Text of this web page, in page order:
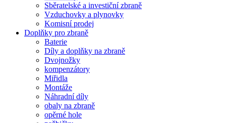
Sběratelské a investiční zbraně
Vzduchovky a plynovky
Komisní prodej
Doplňky pro zbraně
Baterie
Díly a doplňky na zbraně
Dvojnožky
kompenzátory
Miřidla
Montáže
Náhradní díly
obaly na zbraně
opěrné hole